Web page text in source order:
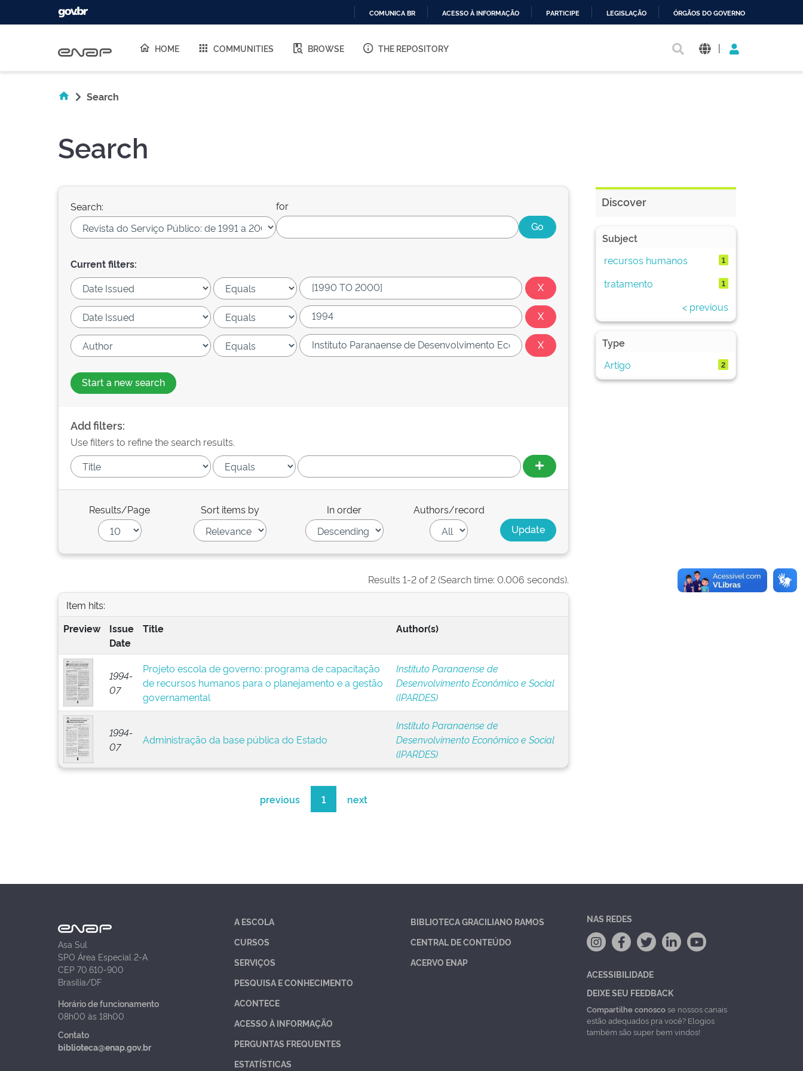
O
COMUNICA BR ACESSO À INFORMAÇÃO PARTICIPE LEGISLAÇÃO ÓRGÃOS DO GOVERNO
HOME COMMUNITIES BROWSE THE REPOSITORY |
Search
Search
Search: for
Current filters:
Start a new search
Add filters:
Use filters to refine the search results.
Results/Page Sort items by In order Authors/record
Results 1-2 of 2 (Search time: 0.006 seconds).
Item hits:
Preview
Issue
Date
Title Author(s)
1994-
07
Projeto escola de governo: programa de capacitação
de recursos humanos para o planejamento e a gestão
governamental
Instituto Paranaense de
Desenvolvimento Econômico e Social
(IPARDES)
1994-
07
Administração da base pública do Estado
Instituto Paranaense de
Desenvolvimento Econômico e Social
(IPARDES)
previous 1 next
Discover
Subject
recursos humanos
1
tratamento 1
< previous
Type
Artigo
2
Asa Sul
SPO Área Especial 2-A
CEP 70.610-900
Brasília/DF
Horário de funcionamento
08h00 às 18h00
Contato
biblioteca@enap.gov.br
A ESCOLA
CURSOS
SERVIÇOS
PESQUISA E CONHECIMENTO
ACONTECE
ACESSO À INFORMAÇÃO
PERGUNTAS FREQUENTES
ESTATÍSTICAS
BIBLIOTECA GRACILIANO RAMOS
CENTRAL DE CONTEÚDO
ACERVO ENAP
NAS REDES
ACESSIBILIDADE
DEIXE SEU FEEDBACK
Compartilhe conoscose nossos canais
estão adequados pra você? Elogios
também são super bem vindos!